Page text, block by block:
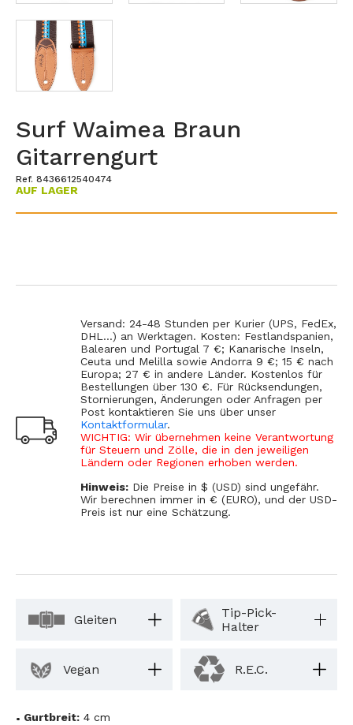
Surf Waimea Braun
Gitarrengurt
Ref. 8436612540474
AUF LAGER
Versand: 24-48 Stunden per Kurier (UPS, FedEx,
DHL...) an Werktagen. Kosten: Festlandspanien,
Balearen und Portugal 7 €; Kanarische Inseln,
Ceuta und Melilla sowie Andorra 9 €; 15 € nach
Europa; 27 € in andere Länder. Kostenlos für
Bestellungen über 130 €. Für Rücksendungen,
Stornierungen, Änderungen oder Anfragen per
Post kontaktieren Sie uns über unser
Kontaktformular.
WICHTIG: Wir übernehmen keine Verantwortung
für Steuern und Zölle, die in den jeweiligen
Ländern oder Regionen erhoben werden.
Hinweis: Die Preise in $ (USD) sind ungefähr.
Wir berechnen immer in € (EURO), und der USD-
Preis ist nur eine Schätzung.
Gleiten
Tip-Pick-
Halter
Vegan R.E.C.
Gurtbreit: 4 cm